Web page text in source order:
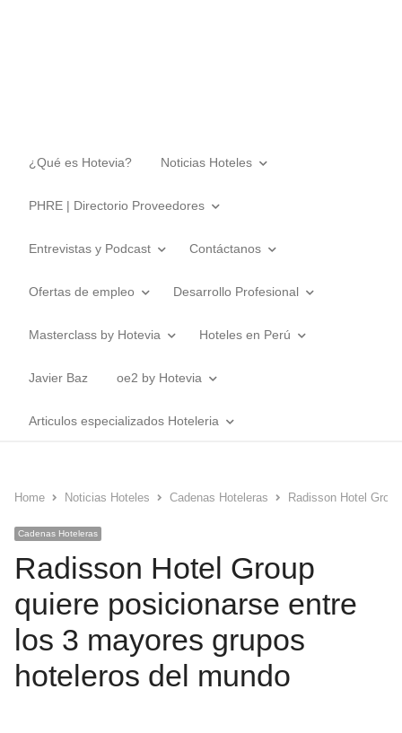
¿Qué es Hotevia? Noticias Hoteles
PHRE | Directorio Proveedores
Entrevistas y Podcast Contáctanos
Ofertas de empleo Desarrollo Profesional
Masterclass by Hotevia Hoteles en Perú
Javier Baz oe2 by Hotevia
Articulos especializados Hoteleria
Home Noticias Hoteles Cadenas Hoteleras Radisson Hotel
Cadenas Hoteleras
Radisson Hotel Group
quiere posicionarse entre
los 3 mayores grupos
hoteleros del mundo